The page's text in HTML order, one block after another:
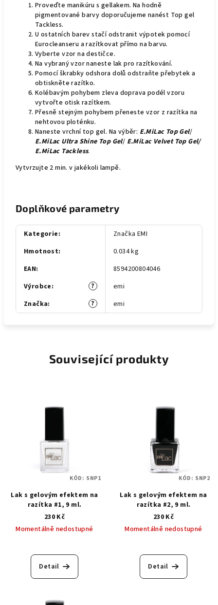
Proveďte manikúru s gellakem. Na hodně
pigmentované barvy doporučujeme nanést Top gel
Tackless.
U ostatních barev stačí odstranit výpotek pomocí
Eurocleanseru a razítkovat přímo na barvu.
Vyberte vzor na destičce.
Na vybraný vzor naneste lak pro razítkování.
Pomocí škrabky odshora dolů odstraňte přebytek a
obtiskněte razítko.
Kolébavým pohybem zleva doprava podél vzoru
vytvořte otisk razítkem.
Přesně stejným pohybem přeneste vzor z razítka na
nehtovou ploténku.
Naneste vrchní top gel. Na výběr: E.MiLac Top Gel/
E.MiLac Ultra Shine Top Gel/ E.MiLac Velvet Top Gel/
E.MiLac Tackless.
Vytvrzujte 2 min. v jakékoli lampě.
Doplňkové parametry
Kategorie:
Značka EMI
Hmotnost:
0.034 kg
EAN:
8594200804046
?
Výrobce:
emi
?
Značka: emi
Související produkty
Lak s gelovým efektem na
razítka #1, 9 ml.
230 Kč
Momentálně nedostupné
Detail
KÓD: SNP1
Lak s gelovým efektem na
razítka #2, 9 ml.
230 Kč
Momentálně nedostupné
Detail
KÓD: SNP2